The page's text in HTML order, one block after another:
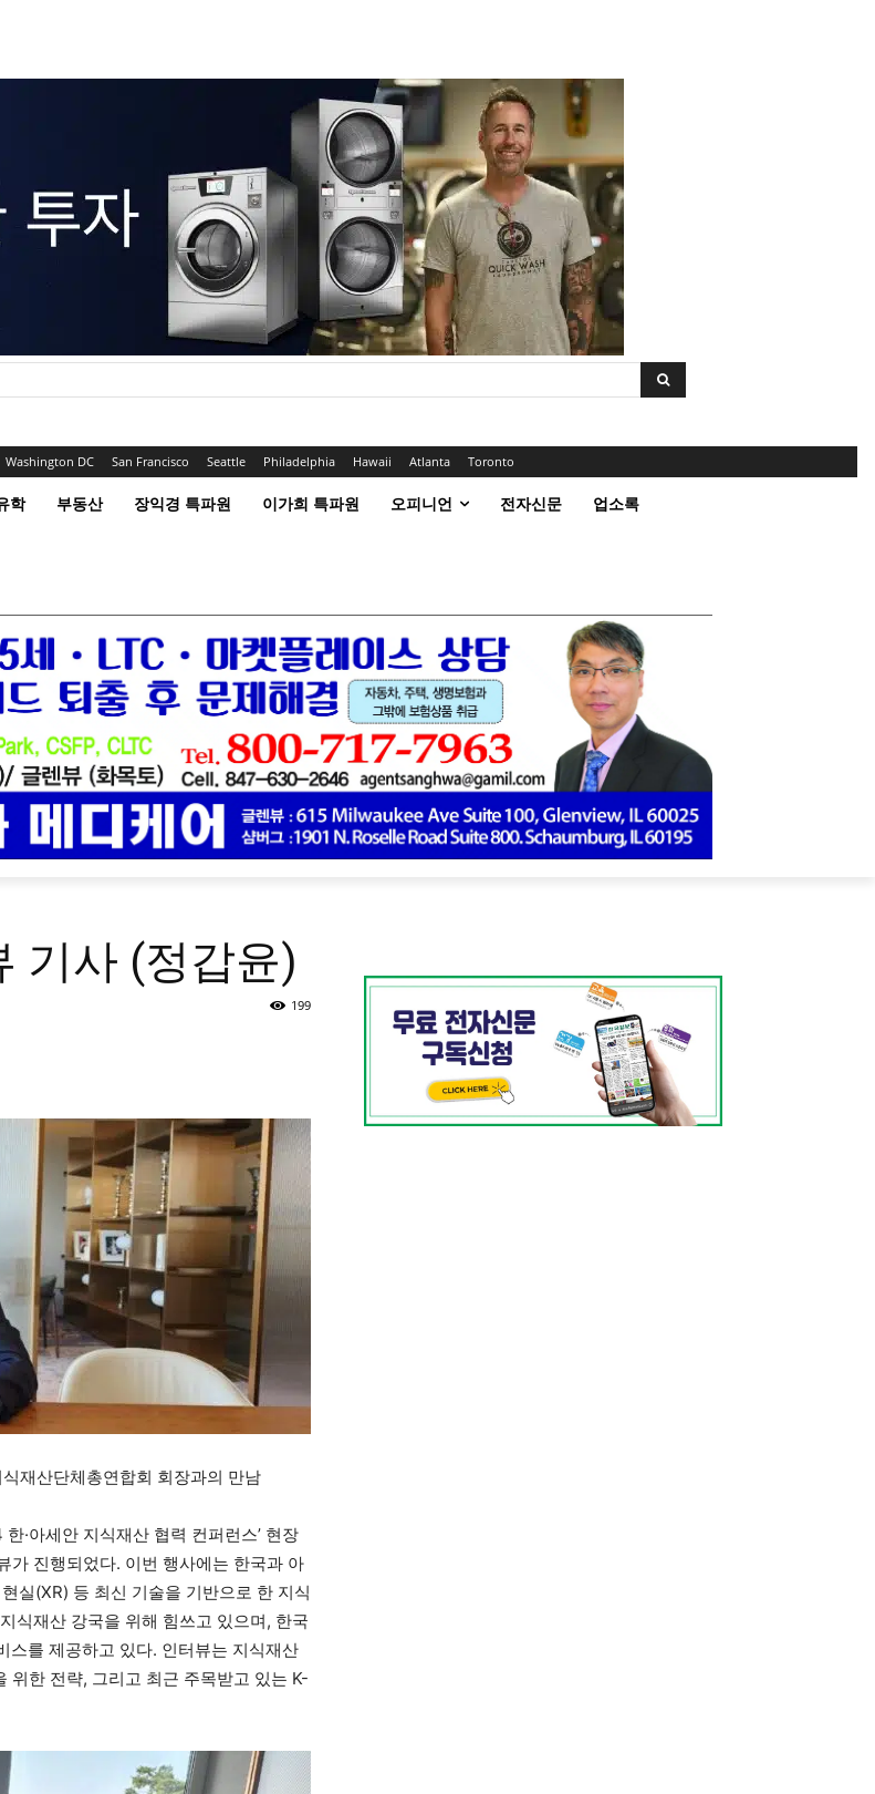
Washington DC San Francisco Seattle Philadelphia Hawaii Atlanta Toronto
학 부동산 장익경 특파원 이가희 특파원 오피니언 전자신문 업소록
기사 (정갑윤)
199
재산단체총연합회 회장과의 만남
·아세안 지식재산 협력 컨퍼런스’ 현장
가 진행되었다. 이번 행사에는 한국과 아
실(XR) 등 최신 기술을 기반으로 한 지식
식재산 강국을 위해 힘쓰고 있으며, 한국
스를 제공하고 있다. 인터뷰는 지식재산
위한 전략, 그리고 최근 주목받고 있는 K-